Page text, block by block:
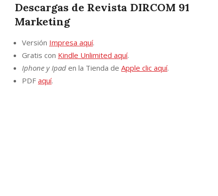
Descargas de Revista DIRCOM 91
Marketing
Versión Impresa aquí.
Gratis con Kindle Unlimited aquí.
Iphone y Ipad en la Tienda de Apple clic aquí.
PDF aquí.